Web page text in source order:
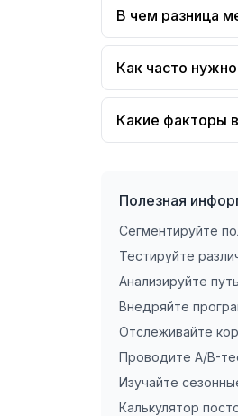
В чем разница
Как часто
Какие факторы
Полезная
Сегментируйте
Тестируйте
Анализируйте
Внедряйте
Отслеживайте
Проводите A/B-
Изучайте
Калькулятор